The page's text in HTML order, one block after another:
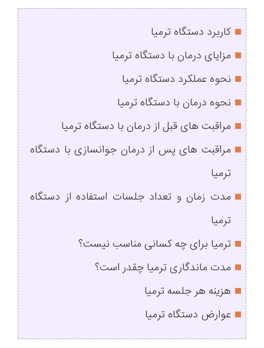
کاربرد دستگاه ترمیا
مزایای درمان با دستگاه ترمیا
نحوه عملکرد دستگاه ترمیا
نحوه درمان با دستگاه ترمیا
مراقبت‌ های قبل از درمان با دستگاه ترمیا
مراقبت‌ های پس از درمان جوانسازی با دستگاه
ترمیا
مدت زمان و تعداد جلسات استفاده از دستگاه
ترمیا
ترمیا برای چه کسانی مناسب نیست؟
مدت ماندگاری ترمیا چقدر است؟
هزینه هر جلسه ترمیا
عوارض دستگاه ترمیا